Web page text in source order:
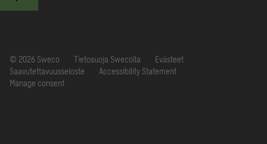
© 2026 Sweco Tietosuoja Swecolla
Evästeet
Saavutettavuusseloste
Accessibility Statement
Manage consent